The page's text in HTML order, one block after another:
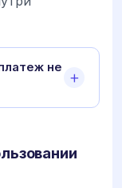
не